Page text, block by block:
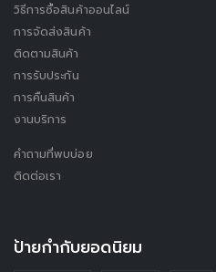
วิธีการซื้อสินค้าออนไลน์
การจัดส่งสินค้า
ติดตามสินค้า
การรับประกัน
การคืนสินค้า
งานบริการ
คำถามที่พบบ่อย
ติดต่อเรา
ป้ายกำกับยอดนิยม